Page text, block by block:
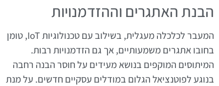
הבנת האתגרים וההזדמנויות
המעבר לכלכלה מעגלית, בשילוב עם טכנולוגיות IoT, טומן
בחובו אתגרים משמעותיים, אך גם הזדמנויות רבות.
המיתוסים המוקפים בנושא מעידים על חוסר הבנה רחבה
בנוגע לפוטנציאל הגלום במודלים עסקיים חדשים. על מנת